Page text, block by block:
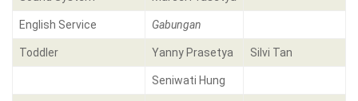
English Service Gabungan
Toddler Yanny Prasetya Silvi Tan
Seniwati Hung